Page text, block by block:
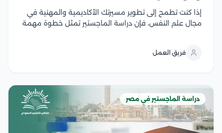
إذا كنت تطمح إلى تطوير مسيرتك الأكاديمية والمهنية في
مجال علم النفس، فإن دراسة الماجستير تمثل خطوة مهمة
استعدادك الكامل، وفي هذا المقال نستعرض...
فريق العمل
دراسة الماجستير في مصر